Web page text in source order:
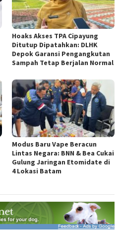
Hoaks Akses TPA Cipayung
Ditutup Dipatahkan: DLHK
Depok Garansi Pengangkutan
Sampah Tetap Berjalan Normal
Modus Baru Vape Beracun
Lintas Negara: BNN & Bea Cukai
Gulung Jaringan Etomidate di
4 Lokasi Batam